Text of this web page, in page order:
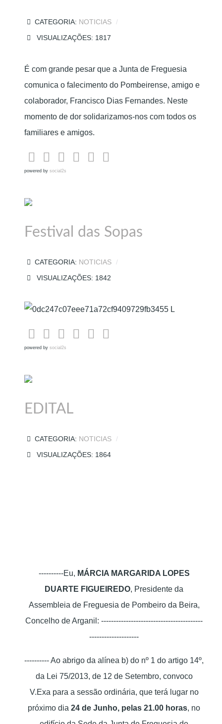
CATEGORIA: NOTICIAS
VISUALIZAÇÕES: 1817
É com grande pesar que a Junta de Freguesia
comunica o falecimento do Pombeirense, amigo e
colaborador, Francisco Dias Fernandes. Neste
momento de dor solidarizamos-nos com todos os
familiares e amigos.
powered by social2s
Festival das Sopas
CATEGORIA: NOTICIAS
VISUALIZAÇÕES: 1842
powered by social2s
EDITAL
CATEGORIA: NOTICIAS
VISUALIZAÇÕES: 1864
----------Eu, MÁRCIA MARGARIDA LOPES
DUARTE FIGUEIREDO, Presidente da
Assembleia de Freguesia de Pombeiro da Beira,
Concelho de Arganil: -----------------------------------------
--------------------
---------- Ao abrigo da alínea b) do nº 1 do artigo 14º,
da Lei 75/2013, de 12 de Setembro, convoco
V.Exa para a sessão ordinária, que terá lugar no
próximo dia 24 de Junho, pelas 21.00 horas, no